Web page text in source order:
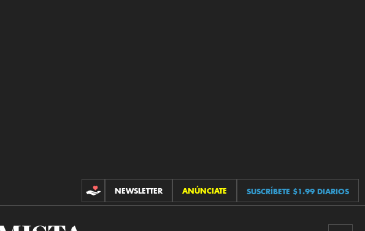
CONTRIBUCIONES
NEWSLETTER ANÚNCIATE SUSCRÍBETE $1.99 DIARIOS